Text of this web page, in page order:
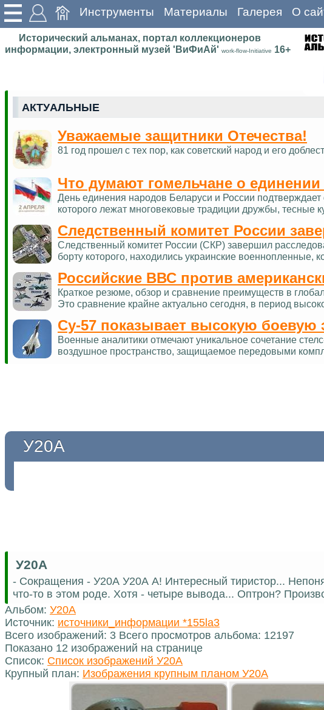
Инструменты Материалы Галерея О
Исторический альманах, портал коллекционеров
информации, электронный музей 'ВиФиАй' work-flow-Initiative 16+
АКТУАЛЬНЫЕ
Уважаемые защитники Отечества!
81 год прошел с тех пор, как советский народ и его
Что думают гомельчане о
День единения народов Беларуси и России
которого лежат многовековые традиции дружбы, тесные
Следственный комитет России
Следственный комитет России (СКР) завершил
борту которого, находились украинские военнопленные,
Российские ВВС против
Краткое резюме, обзор и сравнение преимуществ в
Это сравнение крайне актуально сегодня, в период
Су-57 показывает высокую боевую
Военные аналитики отмечают уникальное сочетание
воздушное пространство, защищаемое передовыми
У20А
У20А
- Сокращения - У20А У20А А! Интересный тиристор...
что-то в этом роде. Хотя - четыре вывода... Оптрон?
Альбом: У20А
Источник: источники_информации *155la3
Всего изображений: 3 Всего просмотров альбома: 12197
Показано 12 изображений на странице
Список: Список изображений У20А
Крупный план: Изображения крупным планом У20А